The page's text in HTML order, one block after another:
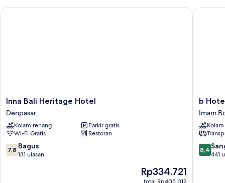
Inna
Bali
Heritage
Hotel
Denpasar
Inna Bali Heritage Hotel
Denpasar
Kolam renang
Parkir gratis
Wi-Fi Gratis
Restoran
7.8
dari
7,8 Bagus
131 ulasan
Harga
sekarang
Rp334.721
total Rp405.012
Inna Bali Heritage Hotel
b
Hotel
Bali
&
Spa
Imam
Bonjol
b
Imam
8.4
dari
8,4
441
b Hotel